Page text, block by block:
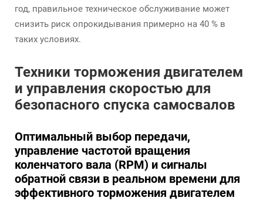
год, правильное техническое обслуживание может
снизить риск опрокидывания примерно на 40 % в
таких условиях.
Техники торможения двигателем
и управления скоростью для
безопасного спуска самосвалов
Оптимальный выбор передачи,
управление частотой вращения
коленчатого вала (RPM) и сигналы
обратной связи в реальном времени для
эффективного торможения двигателем